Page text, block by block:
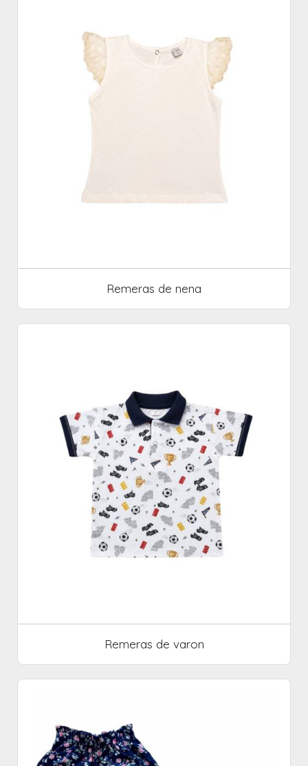
Remeras de nena
Remeras de varon